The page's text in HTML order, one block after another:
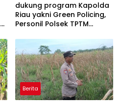
dukung program Kapolda
Riau yakni Green Policing,
Personil Polsek TPTM
matoa kepada
masyarakat
Berita